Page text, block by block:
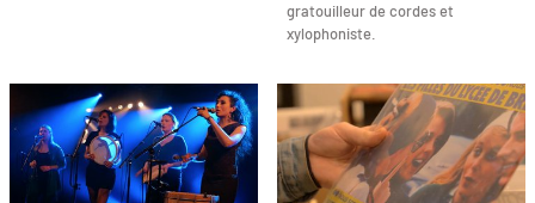
gratouilleur de cordes et
xylophoniste.